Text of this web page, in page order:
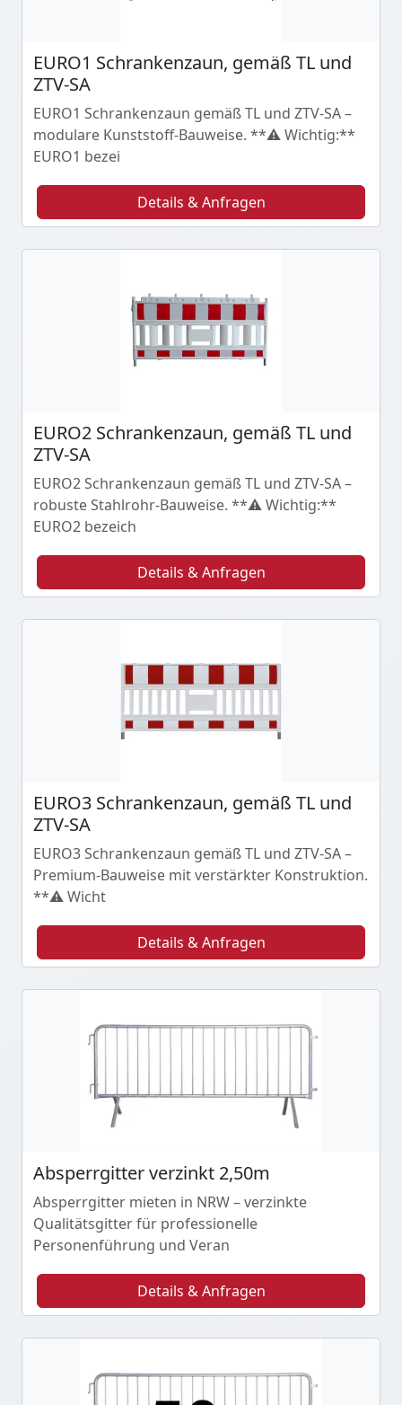
EURO1 Schrankenzaun, gemäß TL und
ZTV-SA
EURO1 Schrankenzaun gemäß TL und ZTV-SA –
modulare Kunststoff-Bauweise. **⚠️ Wichtig:**
EURO1 bezei
Details & Anfragen
EURO2 Schrankenzaun, gemäß TL und
ZTV-SA
EURO2 Schrankenzaun gemäß TL und ZTV-SA –
robuste Stahlrohr-Bauweise. **⚠️ Wichtig:**
EURO2 bezeich
Details & Anfragen
EURO3 Schrankenzaun, gemäß TL und
ZTV-SA
EURO3 Schrankenzaun gemäß TL und ZTV-SA –
Premium-Bauweise mit verstärkter Konstruktion.
**⚠️ Wicht
Details & Anfragen
Absperrgitter verzinkt 2,50m
Absperrgitter mieten in NRW – verzinkte
Qualitätsgitter für professionelle
Personenführung und Veran
Details & Anfragen